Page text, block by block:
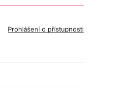
Prohlášení o přístupnosti